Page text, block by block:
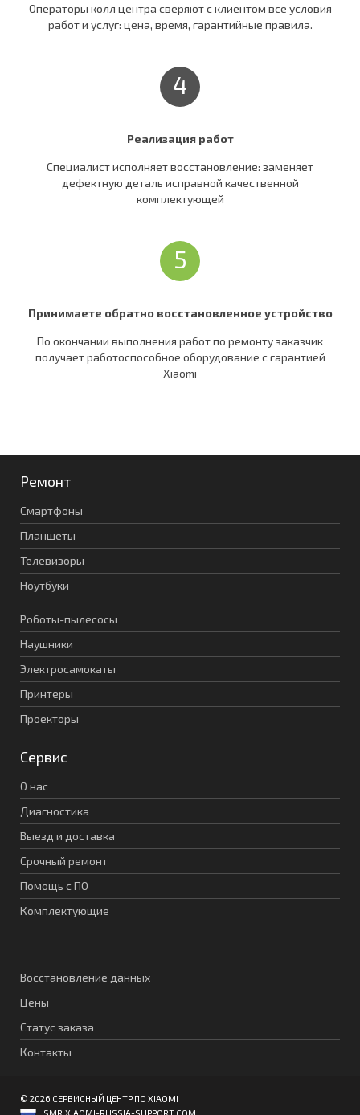
Операторы колл центра сверяют c клиентом все условия
работ и услуг: цена, время, гарантийные правила.
4
Реализация работ
Специалист исполняет восстановление: заменяет
дефектную деталь исправной качественной
комплектующей
5
Принимаете обратно восстановленное устройство
По окончании выполнения работ по ремонту заказчик
получает работоспособное оборудование c гарантией
Xiaomi
Ремонт
Смартфоны
Планшеты
Телевизоры
Ноутбуки
Роботы-пылесосы
Наушники
Электросамокаты
Принтеры
Проекторы
Сервис
О нас
Диагностика
Выезд и доставка
Срочный ремонт
Помощь с ПО
Комплектующие
Восстановление данных
Цены
Статус заказа
Контакты
© 2026 СЕРВИСНЫЙ ЦЕНТР ПО XIAOMI